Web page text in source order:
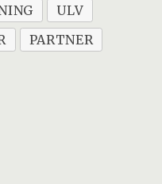
ULV
PARTNER